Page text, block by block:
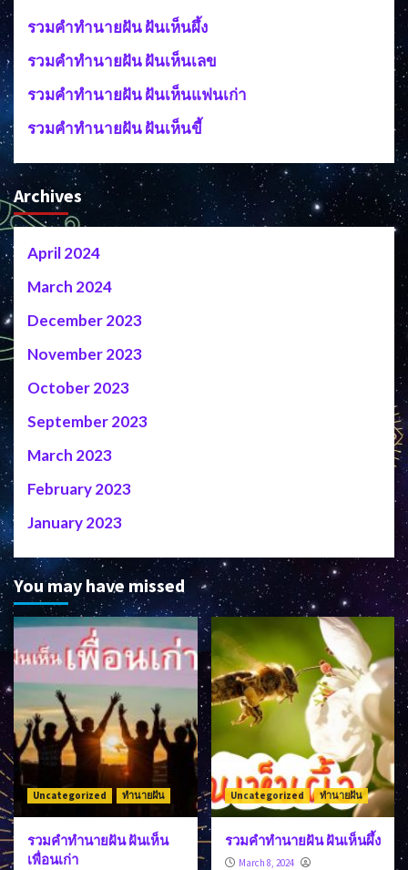
รวมคำทำนายฝัน ฝันเห็นผึ้ง
รวมคำทำนายฝัน ฝันเห็นเลข
รวมคำทำนายฝัน ฝันเห็นแฟนเก่า
รวมคำทำนายฝัน ฝันเห็นขี้
Archives
April 2024
March 2024
December 2023
November 2023
October 2023
September 2023
March 2023
February 2023
January 2023
You may have missed
Uncategorized ทำนายฝัน
รวมคำทำนายฝัน ฝันเห็น
เพื่อนเก่า
Uncategorized ทำนายฝัน
รวมคำทำนายฝัน ฝันเห็นผึ้ง
March 8, 2024